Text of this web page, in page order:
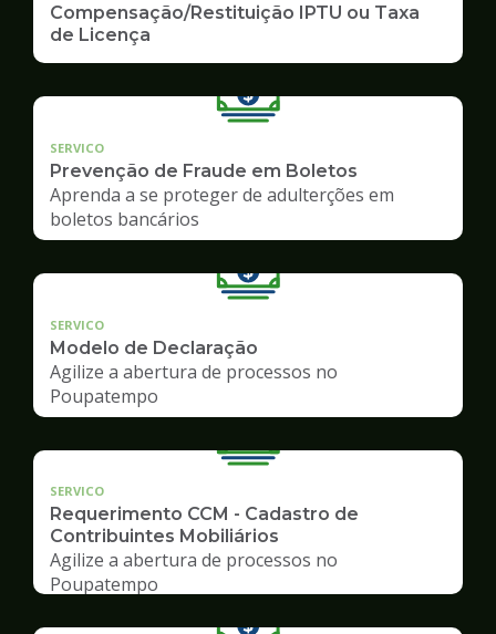
Compensação/Restituição IPTU ou Taxa
de Licença
SERVICO
Prevenção de Fraude em Boletos
Aprenda a se proteger de adulterções em
boletos bancários
SERVICO
Modelo de Declaração
Agilize a abertura de processos no
Poupatempo
SERVICO
Requerimento CCM - Cadastro de
Contribuintes Mobiliários
Agilize a abertura de processos no
Poupatempo